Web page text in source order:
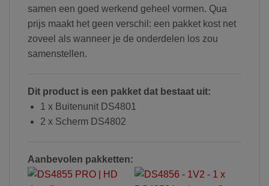
samen een goed werkend geheel vormen. Qua
prijs maakt het geen verschil: een pakket kost net
zoveel als wanneer je de onderdelen los zou
samenstellen.
Dit product is een pakket dat bestaat uit:
1 x Buitenunit DS4801
2 x Scherm DS4802
Aanbevolen pakketten: